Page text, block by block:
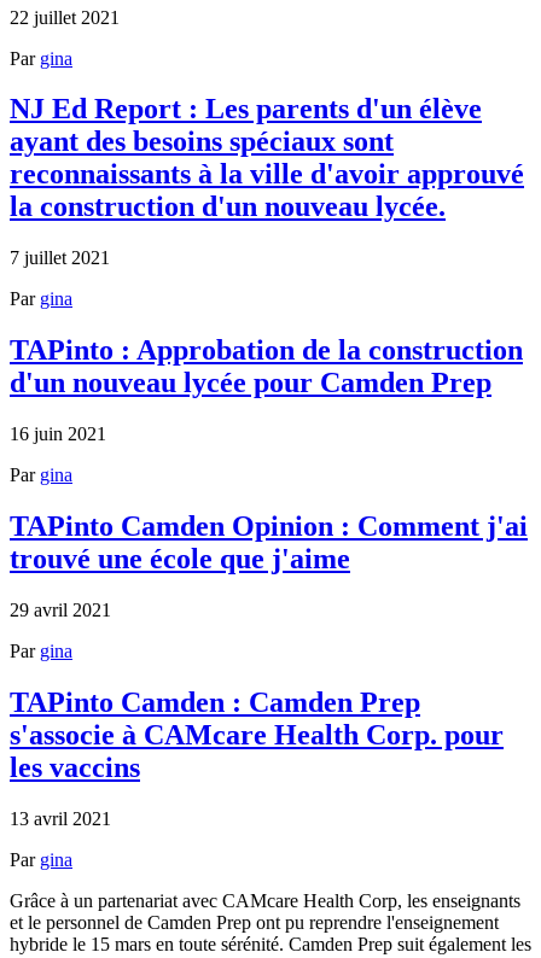
22 juillet 2021
Par gina
NJ Ed Report : Les parents d'un élève
ayant des besoins spéciaux sont
reconnaissants à la ville d'avoir approuvé
la construction d'un nouveau lycée.
7 juillet 2021
Par gina
TAPinto : Approbation de la construction
d'un nouveau lycée pour Camden Prep
16 juin 2021
Par gina
TAPinto Camden Opinion : Comment j'ai
trouvé une école que j'aime
29 avril 2021
Par gina
TAPinto Camden : Camden Prep
s'associe à CAMcare Health Corp. pour
les vaccins
13 avril 2021
Par gina
Grâce à un partenariat avec CAMcare Health Corp, les enseignants
et le personnel de Camden Prep ont pu reprendre l'enseignement
hybride le 15 mars en toute sérénité. Camden Prep suit également les